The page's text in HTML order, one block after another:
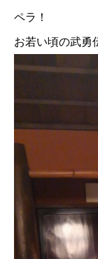
ペラ！
お若い頃の武勇